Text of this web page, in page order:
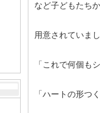
など子どもたち
用意されていまし
「これで何個も
「ハートの形つ